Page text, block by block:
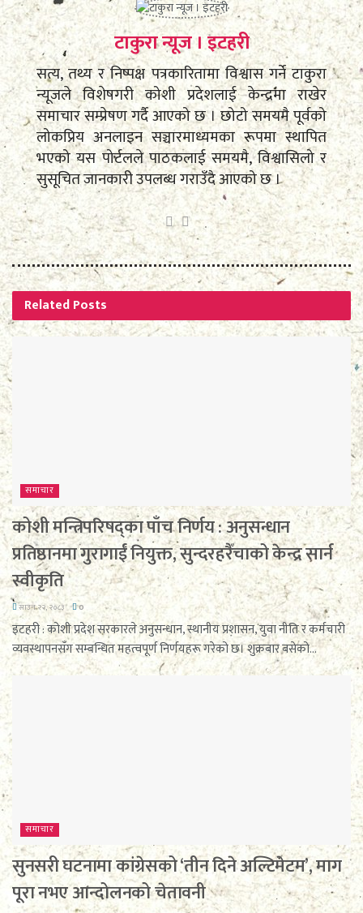
टाकुरा न्यूज । इटहरी
सत्य, तथ्य र निष्पक्ष पत्रकारितामा विश्वास गर्ने टाकुरा
न्यूजले विशेषगरी कोशी प्रदेशलाई केन्द्रमा राखेर
समाचार सम्प्रेषण गर्दै आएको छ । छोटो समयमै पूर्वको
लोकप्रिय अनलाइन सञ्चारमाध्यमका रूपमा स्थापित
भएको यस पोर्टलले पाठकलाई समयमै, विश्वासिलो र
सुसूचित जानकारी उपलब्ध गराउँदै आएको छ ।
RelatedPosts
समाचार
कोशी मन्त्रिपरिषद्का पाँच निर्णय : अनुसन्धान
प्रतिष्ठानमा गुरागाईं नियुक्त, सुन्दरहरैँचाको केन्द्र सार्न
स्वीकृति
साउन २२, २०८३ 0
इटहरी : कोशी प्रदेश सरकारले अनुसन्धान, स्थानीय प्रशासन, युवा नीति र कर्मचारी
व्यवस्थापनसँग सम्बन्धित महत्वपूर्ण निर्णयहरू गरेको छ। शुक्रबार बसेको...
समाचार
सुनसरी घटनामा कांग्रेसको ‘तीन दिने अल्टिमेटम’, माग
पूरा नभए आन्दोलनको चेतावनी